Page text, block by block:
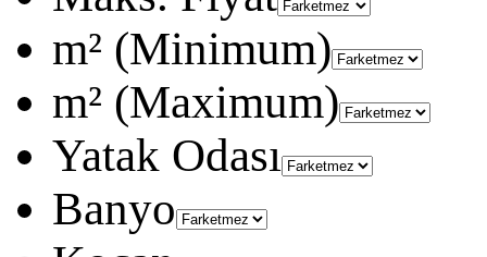
m² (Minimum)
m² (Maximum)
Yatak Odası
Banyo